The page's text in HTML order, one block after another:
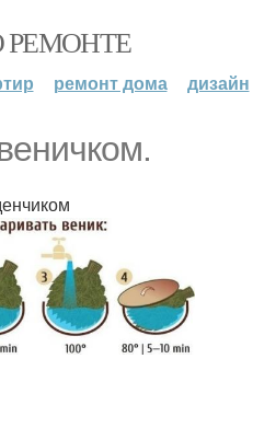
РЕМОНТЕ
ремонт дома дизайн